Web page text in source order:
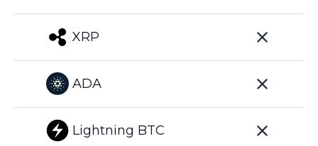
XRP
ADA
Lightning BTC